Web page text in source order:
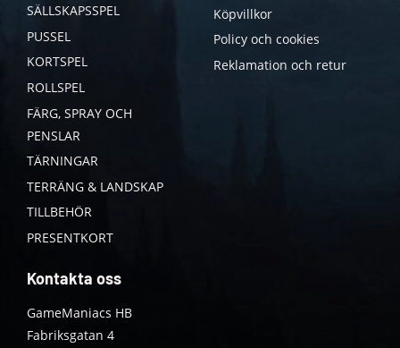
SÄLLSKAPSSPEL
PUSSEL
KORTSPEL
ROLLSPEL
FÄRG, SPRAY OCH
PENSLAR
TÄRNINGAR
TERRÄNG & LANDSKAP
TILLBEHÖR
PRESENTKORT
Köpvillkor
Policy och cookies
Reklamation och retur
Kontakta oss
GameManiacs HB
Fabriksgatan 4